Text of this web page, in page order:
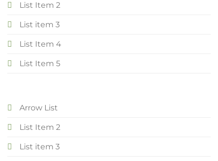
List Item 2
List item 3
List Item 4
List Item 5
Arrow List
List Item 2
List item 3